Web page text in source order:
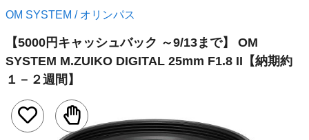
OM SYSTEM / オリンパス
【5000円キャッシュバック ～9/13まで】 OM
SYSTEM M.ZUIKO DIGITAL 25mm F1.8 II 【納期約
１－２週間】